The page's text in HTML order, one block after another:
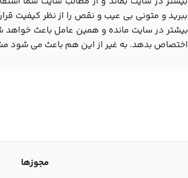
ببرید و متونی بی عیب و نقص را از نظر کیفیت
بیشتر در سایت مانده و همین عامل باعث خواهد
اختصاص بدهد. به غیر از این هم باعث می شود
مجوزها